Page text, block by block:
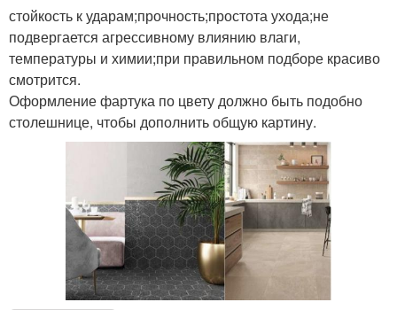
стойкость к ударам;прочность;простота ухода;не
подвергается агрессивному влиянию влаги,
температуры и химии;при правильном подборе красиво
смотрится.
Оформление фартука по цвету должно быть подобно
столешнице, чтобы дополнить общую картину.